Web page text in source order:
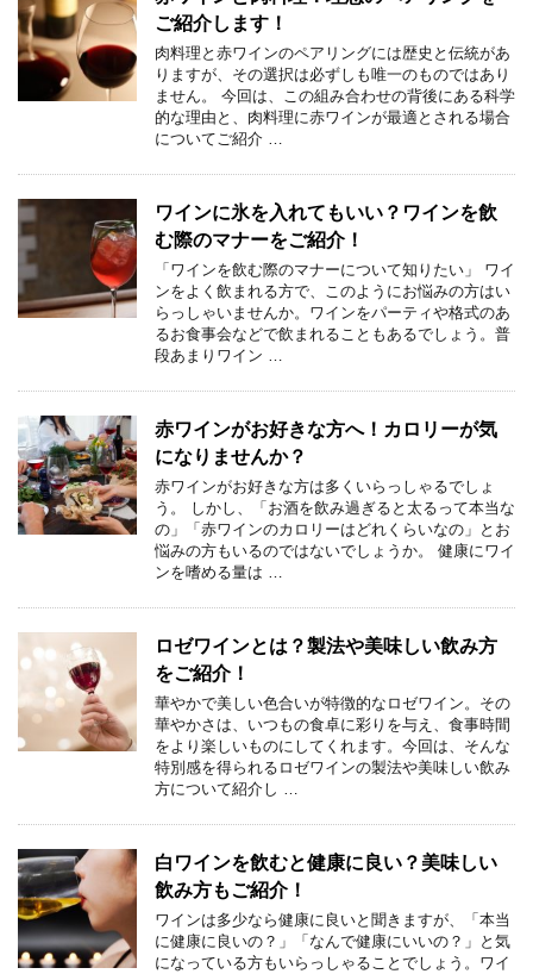
ご紹介します！
肉料理と赤ワインのペアリングには歴史と伝統があ
りますが、その選択は必ずしも唯一のものではあり
ません。 今回は、この組み合わせの背後にある科学
的な理由と、肉料理に赤ワインが最適とされる場合
についてご紹介 …
ワインに氷を入れてもいい？ワインを飲
む際のマナーをご紹介！
「ワインを飲む際のマナーについて知りたい」 ワイ
ンをよく飲まれる方で、このようにお悩みの方はい
らっしゃいませんか。ワインをパーティや格式のあ
るお食事会などで飲まれることもあるでしょう。普
段あまりワイン …
赤ワインがお好きな方へ！カロリーが気
になりませんか？
赤ワインがお好きな方は多くいらっしゃるでしょ
う。 しかし、「お酒を飲み過ぎると太るって本当な
の」「赤ワインのカロリーはどれくらいなの」とお
悩みの方もいるのではないでしょうか。 健康にワイ
ンを嗜める量は …
ロゼワインとは？製法や美味しい飲み方
をご紹介！
華やかで美しい色合いが特徴的なロゼワイン。その
華やかさは、いつもの食卓に彩りを与え、食事時間
をより楽しいものにしてくれます。今回は、そんな
特別感を得られるロゼワインの製法や美味しい飲み
方について紹介し …
白ワインを飲むと健康に良い？美味しい
飲み方もご紹介！
ワインは多少なら健康に良いと聞きますが、「本当
に健康に良いの？」「なんで健康にいいの？」と気
になっている方もいらっしゃることでしょう。ワイ